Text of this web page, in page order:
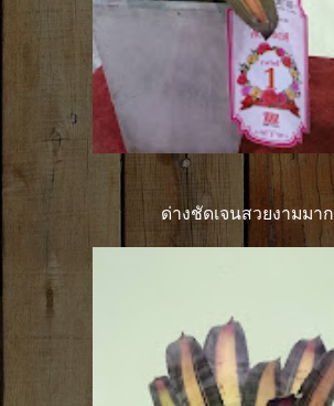
ด่างชัดเจนสวยงามมาก